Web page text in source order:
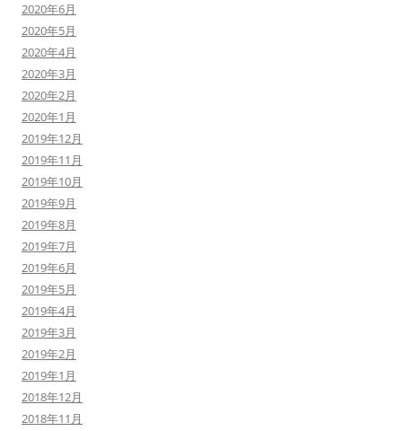
2020年6月
2020年5月
2020年4月
2020年3月
2020年2月
2020年1月
2019年12月
2019年11月
2019年10月
2019年9月
2019年8月
2019年7月
2019年6月
2019年5月
2019年4月
2019年3月
2019年2月
2019年1月
2018年12月
2018年11月